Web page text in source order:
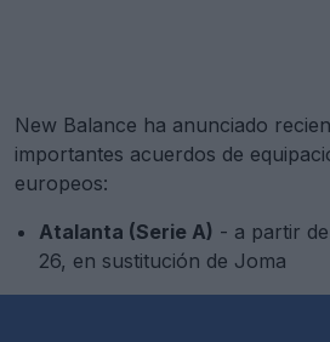
New Balance ha anunciado
importantes acuerdos de
europeos:
Atalanta (Serie A) - a partir
26, en sustitución de Joma